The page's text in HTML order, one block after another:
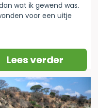
wat ik gewend was.
voor een uitje
Lees verder